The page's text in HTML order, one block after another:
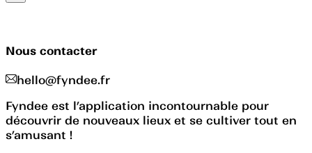
Nous contacter
hello@fyndee.fr
Fyndee est l’application incontournable pour
découvrir de nouveaux lieux et se cultiver tout en
s’amusant !